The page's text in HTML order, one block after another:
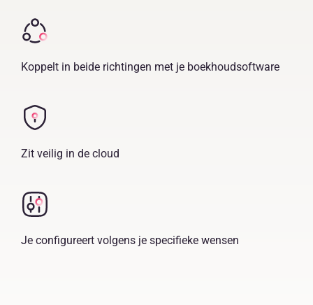
Koppelt in beide richtingen met je boekhoudsoftware
Zit veilig in de cloud
Je configureert volgens je specifieke wensen